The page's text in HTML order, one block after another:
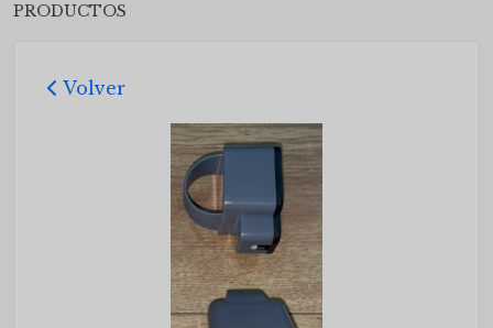
PRODUCTOS
Volver